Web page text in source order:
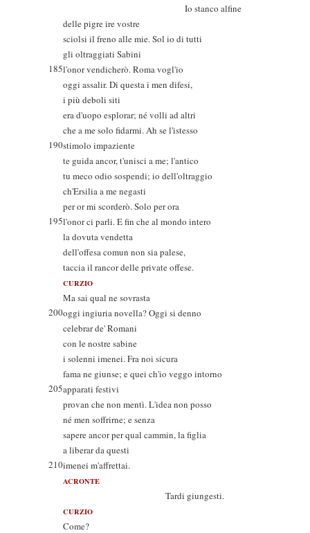
Io stanco alfine
delle pigre ire vostre
sciolsi il freno alle mie. Sol io di tutti
gli oltraggiati Sabini
185l'onor vendicherò. Roma vogl'io
oggi assalir. Di questa i men difesi,
i più deboli siti
era d'uopo esplorar; né volli ad altri
che a me solo fidarmi. Ah se l'istesso
190stimolo impaziente
te guida ancor, t'unisci a me; l'antico
tu meco odio sospendi; io dell'oltraggio
ch'Ersilia a me negasti
per or mi scorderò. Solo per ora
195l'onor ci parli. E fin che al mondo intero
la dovuta vendetta
dell'offesa comun non sia palese,
taccia il rancor delle private offese.
CURZIO
Ma sai qual ne sovrasta
200oggi ingiuria novella? Oggi si denno
celebrar de' Romani
con le nostre sabine
i solenni imenei. Fra noi sicura
fama ne giunse; e quei ch'io veggo intorno
205apparati festivi
provan che non mentì. L'idea non posso
né men soffrirne; e senza
sapere ancor per qual cammin, la figlia
a liberar da questi
210imenei m'affrettai.
ACRONTE
Tardi giungesti.
CURZIO
Come?